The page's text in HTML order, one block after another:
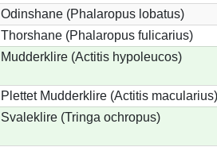
Odinshane (Phalaropus lobatus)
Thorshane (Phalaropus fulicarius)
Mudderklire (Actitis hypoleucos)
Plettet Mudderklire (Actitis macularius)
Svaleklire (Tringa ochropus)